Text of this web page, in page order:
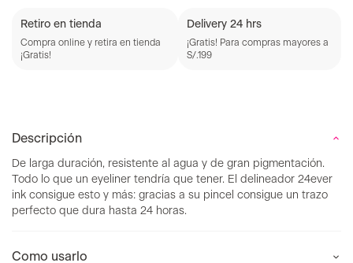
Retiro en tienda
Compra online y retira en tienda
¡Gratis!
Delivery 24 hrs
¡Gratis! Para compras mayores a
S/.199
Descripción
De larga duración, resistente al agua y de gran pigmentación.
Todo lo que un eyeliner tendría que tener. El delineador 24ever
ink consigue esto y más: gracias a su pincel consigue un trazo
perfecto que dura hasta 24 horas.
Como usarlo